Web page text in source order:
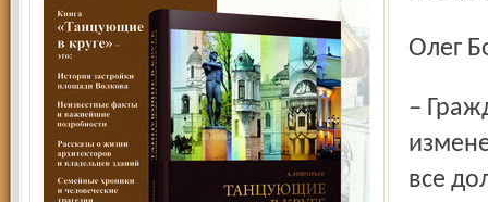
Олег
– Гражданская оборона – не миф, хотя она и претерпела
все